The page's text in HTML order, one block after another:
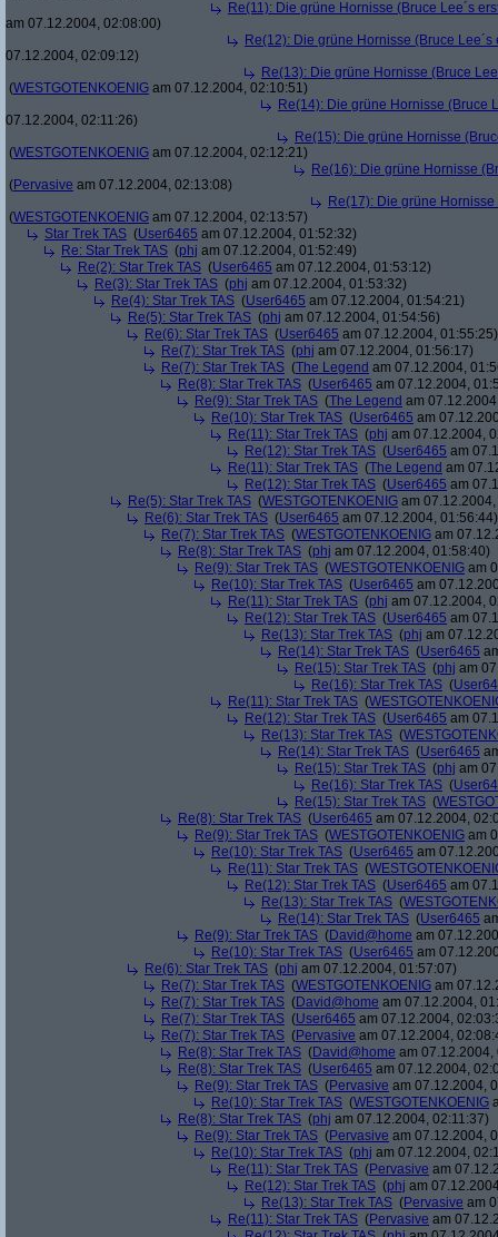
Re(11): Die grüne Hornisse (Bruce Lee´s
am 07.12.2004, 02:08:00)
Re(12): Die grüne Hornisse (Bruce
07.12.2004, 02:09:12)
Re(13): Die grüne Hornisse (Bruce
(WESTGOTENKOENIG am 07.12.2004, 02:10:51)
Re(14): Die grüne Hornisse (Bruce
07.12.2004, 02:11:26)
Re(15): Die grüne Hornisse
(WESTGOTENKOENIG am 07.12.2004, 02:12:21)
Re(16): Die grüne Hornisse
(Pervasive am 07.12.2004, 02:13:08)
Re(17): Die grüne
(WESTGOTENKOENIG am 07.12.2004, 02:13:57)
Star Trek TAS (User6465 am 07.12.2004, 01:52:32)
Re: Star Trek TAS (phj am 07.12.2004, 01:52:49)
Re(2): Star Trek TAS (User6465 am 07.12.2004, 01:53:12)
Re(3): Star Trek TAS (phj am 07.12.2004, 01:53:32)
Re(4): Star Trek TAS (User6465 am 07.12.2004, 01:54:21)
Re(5): Star Trek TAS (phj am 07.12.2004, 01:54:56)
Re(6): Star Trek TAS (User6465 am 07.12.2004, 01:55:25)
Re(7): Star Trek TAS (phj am 07.12.2004, 01:56:17)
Re(7): Star Trek TAS (The Legend am 07.12.2004,
Re(8): Star Trek TAS (User6465 am 07.12.2004,
Re(9): Star Trek TAS (The Legend am
Re(10): Star Trek TAS (User6465 am
Re(11): Star Trek TAS (phj am 07.12.2004,
Re(12): Star Trek TAS (User6465 am
Re(11): Star Trek TAS (The Legend am
Re(12): Star Trek TAS (User6465 am
Re(5): Star Trek TAS (WESTGOTENKOENIG am
Re(6): Star Trek TAS (User6465 am 07.12.2004, 01:56:44)
Re(7): Star Trek TAS (WESTGOTENKOENIG am
Re(8): Star Trek TAS (phj am 07.12.2004, 01:58:40)
Re(9): Star Trek TAS (WESTGOTENKOENIG am
Re(10): Star Trek TAS (User6465 am
Re(11): Star Trek TAS (phj am 07.12.2004,
Re(12): Star Trek TAS (User6465 am
Re(13): Star Trek TAS (phj am
Re(14): Star Trek TAS (User6465
Re(15): Star Trek TAS (phj am
Re(16): Star Trek TAS (
Re(11): Star Trek TAS (
Re(12): Star Trek TAS (User6465 am
Re(13): Star Trek TAS (
Re(14): Star Trek TAS (User6465
Re(15): Star Trek TAS (phj am
Re(16): Star Trek TAS (
Re(15): Star Trek TAS (
Re(8): Star Trek TAS (User6465 am 07.12.2004,
Re(9): Star Trek TAS (WESTGOTENKOENIG am
Re(10): Star Trek TAS (User6465 am
Re(11): Star Trek TAS (
Re(12): Star Trek TAS (User6465 am
Re(13): Star Trek TAS (
Re(14): Star Trek TAS (User6465
Re(9): Star Trek TAS (David@home am
Re(10): Star Trek TAS (User6465 am
Re(6): Star Trek TAS (phj am 07.12.2004, 01:57:07)
Re(7): Star Trek TAS (WESTGOTENKOENIG am
Re(7): Star Trek TAS (David@home am 07.12.2004,
Re(7): Star Trek TAS (User6465 am 07.12.2004,
Re(7): Star Trek TAS (Pervasive am 07.12.2004,
Re(8): Star Trek TAS (David@home am 07.12.2004,
Re(8): Star Trek TAS (User6465 am 07.12.2004,
Re(9): Star Trek TAS (Pervasive am 07.12.2004,
Re(10): Star Trek TAS (WESTGOTENKOENIG
Re(8): Star Trek TAS (phj am 07.12.2004, 02:11:37)
Re(9): Star Trek TAS (Pervasive am 07.12.2004,
Re(10): Star Trek TAS (phj am 07.12.2004,
Re(11): Star Trek TAS (Pervasive am
Re(12): Star Trek TAS (phj am
Re(13): Star Trek TAS (Pervasive am
Re(11): Star Trek TAS (Pervasive am